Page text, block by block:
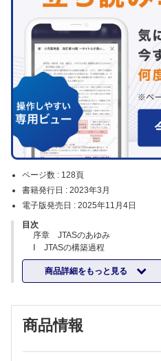
ページ数 : 128頁
書籍発行日 : 2023年3月
電子版発売日 : 2025年11月4日
目次
序章 JTASのあゆみ
Ⅰ JTASの構築過程
Ⅱ 主たる症候リスト
Ⅲ JTAS認定プロバイダーコース
Ⅳ オンラインJTASコースとデジ
Ⅱ 学習内容のアウトライン
Ⅲ 緊急度判定とは何か？
商品詳細をもっと見る
商品情報